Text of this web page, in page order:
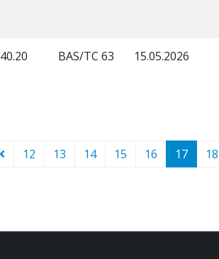
40.20 BAS/TC 63 15.05.2026
12 13 14 15 16 17 18